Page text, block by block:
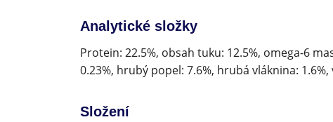
Analytické složky
Protein: 22.5%, obsah tuku: 12.5%, omega-6
0.23%, hrubý popel: 7.6%, hrubá vláknina:
Složení